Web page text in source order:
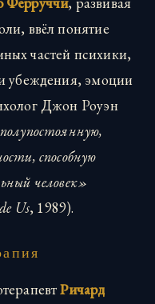
ввёл понятие
частей психики,
убеждения, эмоции
Джон Роуэн
способную
человек»
Us, 1989).
Ричард